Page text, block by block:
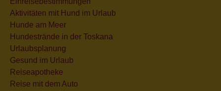
Aktivitäten mit Hund im Urlaub
Hunde am Meer
Hundestrände in der Toskana
Urlaubsplanung
Gesund im Urlaub
Reiseapotheke
Reise mit dem Auto